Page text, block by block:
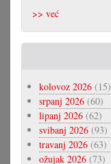
>> već
kolovoz 2026 (15)
srpanj 2026 (60)
lipanj 2026 (62)
svibanj 2026 (93)
travanj 2026 (63)
ožujak 2026 (73)